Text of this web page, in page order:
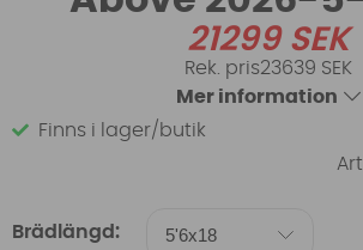
21299SEK
23639 SEK
Mer information
Finns i lager/butik
Brädlängd: